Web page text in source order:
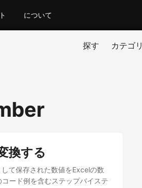
について
探す カテゴリ
換する
て保存された数値をExcelの数
ード例を含むステップバイステ